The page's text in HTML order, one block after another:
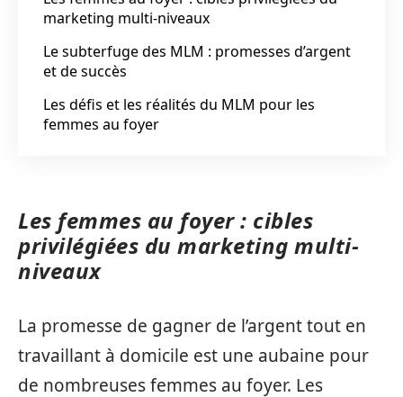
marketing multi-niveaux
Le subterfuge des MLM : promesses d’argent
et de succès
Les défis et les réalités du MLM pour les
femmes au foyer
Les femmes au foyer : cibles
privilégiées du marketing multi-
niveaux
La promesse de gagner de l’argent tout en
travaillant à domicile est une aubaine pour
de nombreuses femmes au foyer. Les